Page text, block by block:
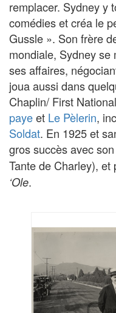
remplacer. Sydney y
comédies et créa le
Gussle ». Son frère
mondiale, Sydney se
ses affaires,
joua aussi dans
Chaplin/ First
payeet Le Pèlerin,
Soldat. En 1925 et
gros succès avec
Tante de Charley), et
‘Ole.